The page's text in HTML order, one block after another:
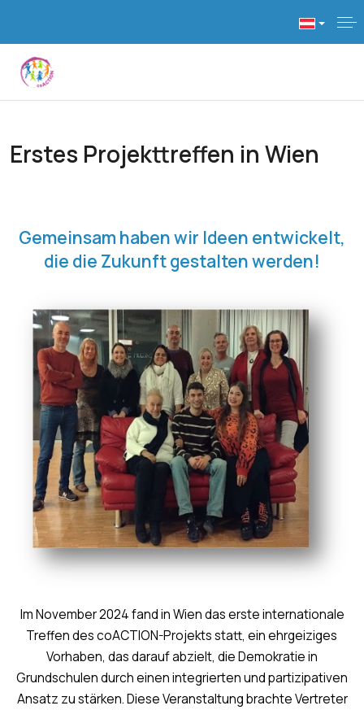
Erstes Projekttreffen in Wien
Gemeinsam haben wir Ideen entwickelt,
die die Zukunft gestalten werden!
Im November 2024 fand in Wien das erste internationale
Treffen des coACTION-Projekts statt, ein ehrgeiziges
Vorhaben, das darauf abzielt, die Demokratie in
Grundschulen durch einen integrierten und partizipativen
Ansatz zu stärken. Diese Veranstaltung brachte Vertreter